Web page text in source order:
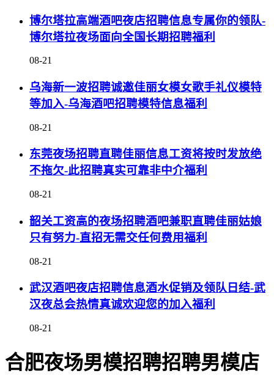
博尔塔拉高端酒吧夜店招聘信息专属你的领队-
博尔塔拉夜场面向全国长期招聘福利
08-21
乌海新一波招聘诚邀佳丽女模女歌手礼仪模特
等加入-乌海酒吧招聘模特信息福利
08-21
东莞夜场招聘直聘佳丽信息工资将按时发放绝
不拖欠-此招聘真实可靠非中介福利
08-21
韶关工资高的夜场招聘酒吧兼职直聘佳丽姑娘
只有努力-直招无需交任何费用福利
08-21
武汉酒吧夜店招聘信息酒水促销及领队日结-武
汉夜总会热情真诚欢迎您的加入福利
08-21
合肥夜场男模招聘招聘男模店